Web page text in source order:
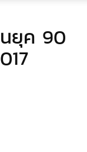
นยุค 90